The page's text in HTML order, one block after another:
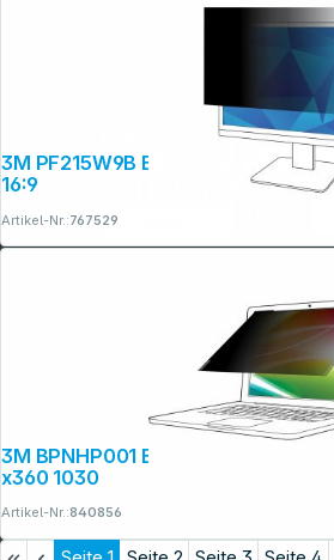
3M PF215W9B Blickschutzfilter Black für 54,6cm 21,5"
16:9
Artikel-Nr.:767529
3M BPNHP001 Blickschutzf. 3:2 Bright Scr. HP EliteB.
x360 1030
Artikel-Nr.:840856